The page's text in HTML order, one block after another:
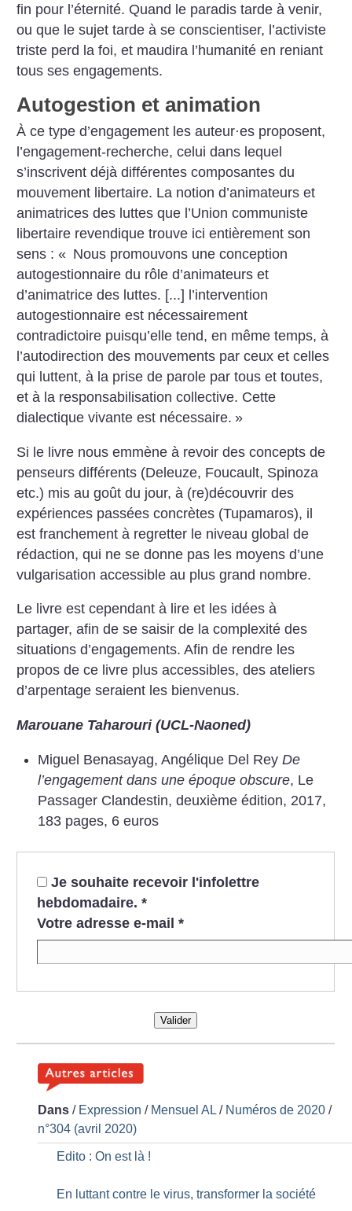
fin pour l’éternité. Quand le paradis tarde à venir,
ou que le sujet tarde à se conscientiser, l’activiste
triste perd la foi, et maudira l’humanité en reniant
tous ses engagements.
Autogestion et animation
À ce type d’engagement les auteur·es proposent,
l’engagement-recherche, celui dans lequel
s’inscrivent déjà différentes composantes du
mouvement libertaire. La notion d’animateurs et
animatrices des luttes que l’Union communiste
libertaire revendique trouve ici entièrement son
sens : « Nous promouvons une conception
autogestionnaire du rôle d’animateurs et
d’animatrice des luttes. [...] l’intervention
autogestionnaire est nécessairement
contradictoire puisqu’elle tend, en même temps, à
l’autodirection des mouvements par ceux et celles
qui luttent, à la prise de parole par tous et toutes,
et à la responsabilisation collective. Cette
dialectique vivante est nécessaire. »
Si le livre nous emmène à revoir des concepts de
penseurs différents (Deleuze, Foucault, Spinoza
etc.) mis au goût du jour, à (re)découvrir des
expériences passées concrètes (Tupamaros), il
est franchement à regretter le niveau global de
rédaction, qui ne se donne pas les moyens d’une
vulgarisation accessible au plus grand nombre.
Le livre est cependant à lire et les idées à
partager, afin de se saisir de la complexité des
situations d’engagements.Afin de rendre les
propos de ce livre plus accessibles, des ateliers
d’arpentage seraient les bienvenus.
Marouane Taharouri (UCL-Naoned)
Miguel Benasayag, Angélique Del Rey De
l’engagement dans une époque obscure, Le
Passager Clandestin, deuxième édition, 2017,
183 pages, 6 euros
Je souhaite recevoir l'infolettre
hebdomadaire. *
Votre adresse e-mail *
Valider
Dans / Expression / Mensuel AL / Numéros de 2020 /
n°304 (avril 2020)
Edito : On est là !
En luttant contre le virus, transformer la société